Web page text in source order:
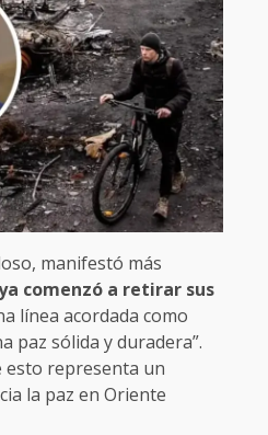
manifestó más
comenzó a retirar sus
línea acordada como
paz sólida y duradera”.
esto representa un
la paz en Oriente